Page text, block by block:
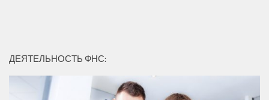
ДЕЯТЕЛЬНОСТЬ ФНС: